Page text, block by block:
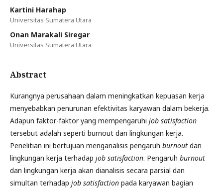
Kartini Harahap
Universitas Sumatera Utara
Onan Marakali Siregar
Universitas Sumatera Utara
Abstract
Kurangnya perusahaan dalam meningkatkan kepuasan kerja
menyebabkan penurunan efektivitas karyawan dalam bekerja.
Adapun faktor-faktor yang mempengaruhi job satisfaction
tersebut adalah seperti burnout dan lingkungan kerja.
Penelitian ini bertujuan menganalisis pengaruh burnout dan
lingkungan kerja terhadap job satisfaction. Pengaruh burnout
dan lingkungan kerja akan dianalisis secara parsial dan
simultan terhadap job satisfaction pada karyawan bagian